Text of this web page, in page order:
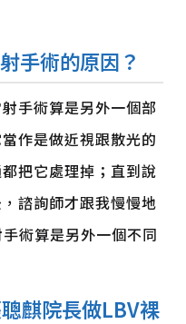
手術的原因？
手術算是另外一個部
作是做近視跟散光的
把它處理掉；直到說
諮詢師才跟我慢慢地
術算是另外一個不同
麒院長做LBV裸